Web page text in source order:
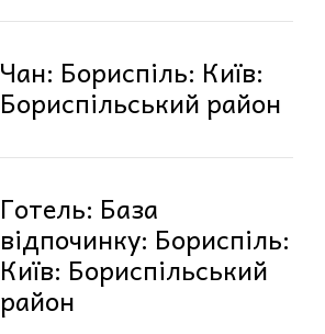
Чан: Бориспіль: Київ:
Бориспільський район
Готель: База
відпочинку: Бориспіль:
Київ: Бориспільський
район